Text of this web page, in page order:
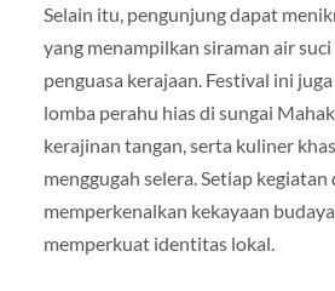
Selain itu, pengunjung dapat
yang menampilkan siraman air
penguasa kerajaan. Festival ini
lomba perahu hias di sungai
kerajinan tangan, serta kuliner
menggugah selera. Setiap
memperkenalkan kekayaan
memperkuat identitas lokal.